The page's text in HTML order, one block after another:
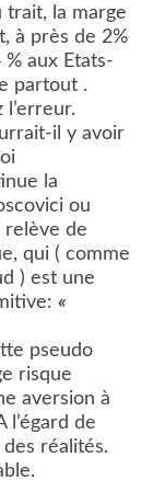
trait, la marge
à près de 2%
aux Etats-
partout .
il y avoir
la
ou
relève de
qui ( comme
) est une
«
pseudo
risque
aversion à
l’égard de
réalités.